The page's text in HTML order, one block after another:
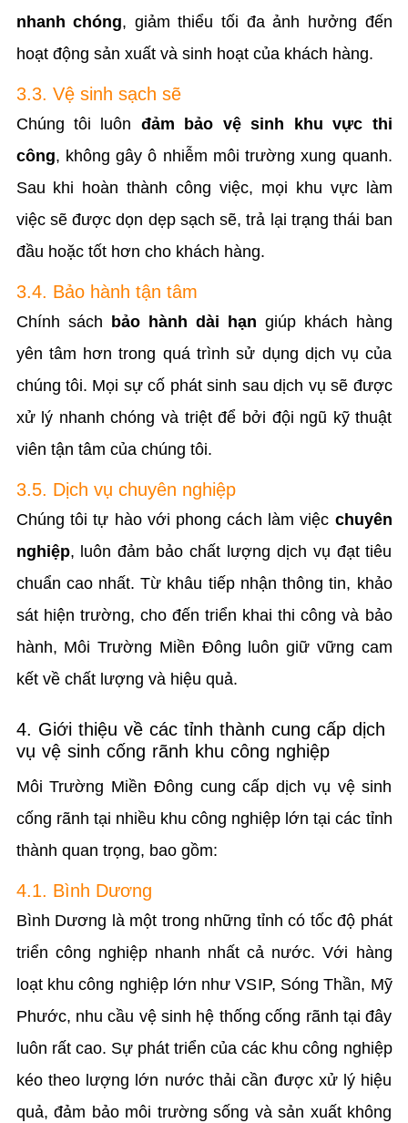
nhanh chóng, giảm thiểu tối đa ảnh hưởng đến
hoạt động sản xuất và sinh hoạt của khách hàng.
3.3. Vệ sinh sạch sẽ
Chúng tôi luôn đảm bảo vệ sinh khu vực thi
công, không gây ô nhiễm môi trường xung quanh.
Sau khi hoàn thành công việc, mọi khu vực làm
việc sẽ được dọn dẹp sạch sẽ, trả lại trạng thái ban
đầu hoặc tốt hơn cho khách hàng.
3.4. Bảo hành tận tâm
Chính sách bảo hành dài hạn giúp khách hàng
yên tâm hơn trong quá trình sử dụng dịch vụ của
chúng tôi. Mọi sự cố phát sinh sau dịch vụ sẽ được
xử lý nhanh chóng và triệt để bởi đội ngũ kỹ thuật
viên tận tâm của chúng tôi.
3.5. Dịch vụ chuyên nghiệp
Chúng tôi tự hào với phong cách làm việc chuyên
nghiệp, luôn đảm bảo chất lượng dịch vụ đạt tiêu
chuẩn cao nhất. Từ khâu tiếp nhận thông tin, khảo
sát hiện trường, cho đến triển khai thi công và bảo
hành, Môi Trường Miền Đông luôn giữ vững cam
kết về chất lượng và hiệu quả.
4. Giới thiệu về các tỉnh thành cung cấp dịch
vụ vệ sinh cống rãnh khu công nghiệp
Môi Trường Miền Đông cung cấp dịch vụ vệ sinh
cống rãnh tại nhiều khu công nghiệp lớn tại các tỉnh
thành quan trọng, bao gồm:
4.1. Bình Dương
Bình Dương là một trong những tỉnh có tốc độ phát
triển công nghiệp nhanh nhất cả nước. Với hàng
loạt khu công nghiệp lớn như VSIP, Sóng Thần, Mỹ
Phước, nhu cầu vệ sinh hệ thống cống rãnh tại đây
luôn rất cao. Sự phát triển của các khu công nghiệp
kéo theo lượng lớn nước thải cần được xử lý hiệu
quả, đảm bảo môi trường sống và sản xuất không